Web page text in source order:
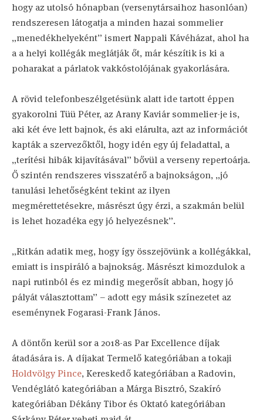
hogy az utolsó hónapban (versenytársaihoz hasonlóan)
rendszeresen látogatja a minden hazai sommelier
„menedékhelyeként” ismert Nappali Kávéházat, ahol ha
a a helyi kollégák meglátják őt, már készítik is ki a
poharakat a párlatok vakkóstolójának gyakorlására.
A rövid telefonbeszélgetésünk alatt ide tartott éppen
gyakorolni Tüü Péter, az Arany Kaviár sommelier-je is,
aki két éve lett bajnok, és aki elárulta, azt az információt
kapták a szervezőktől, hogy idén egy új feladattal, a
„terítési hibák kijavításával” bővül a verseny repertoárja.
Ő szintén rendszeres visszatérő a bajnokságon, „jó
tanulási lehetőségként tekint az ilyen
megmérettetésekre, másrészt úgy érzi, a szakmán belül
is lehet hozadéka egy jó helyezésnek”.
„Ritkán adatik meg, hogy így összejövünk a kollégákkal,
emiatt is inspiráló a bajnokság. Másrészt kimozdulok a
napi rutinból és ez mindig megerősít abban, hogy jó
pályát választottam” – adott egy másik színezetet az
eseménynek Fogarasi-Frank János.
A döntőn kerül sor a 2018-as Par Excellence díjak
átadására is. A díjakat Termelő kategóriában a tokaji
Holdvölgy Pince, Kereskedő kategóriában a Radovin,
Vendéglátó kategóriában a Márga Bisztró, Szakíró
kategóriában Dékány Tibor és Oktató kategóriában